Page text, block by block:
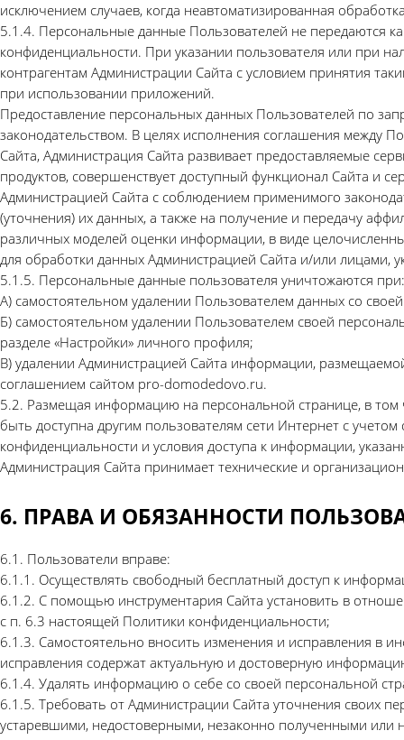
исключением случаев, когда неавтоматизированная
5.1.4. Персональные данные Пользователей не передаются
конфиденциальности. При указании пользователя или при
контрагентам Администрации Сайта с условием принятия
при использовании приложений.
Предоставление персональных данных Пользователей по
законодательством. В целях исполнения соглашения между
Сайта, Администрация Сайта развивает предоставляемые
продуктов, совершенствует доступный функционал Сайта и
Администрацией Сайта с соблюдением применимого
(уточнения) их данных, а также на получение и передачу
различных моделей оценки информации, в виде
для обработки данных Администрацией Сайта и/или лицами,
5.1.5. Персональные данные пользователя уничтожаются при:
А) самостоятельном удалении Пользователем данных со
Б) самостоятельном удалении Пользователем своей
разделе «Настройки» личного профиля;
В) удалении Администрацией Сайта информации,
соглашением сайтом pro-domodedovo.ru.
5.2. Размещая информацию на персональной странице, в том
быть доступна другим пользователям сети Интернет с
конфиденциальности и условия доступа к информации,
Администрация Сайта принимает технические и
6. ПРАВА И ОБЯЗАННОСТИ
6.1. Пользователи вправе:
6.1.1. Осуществлять свободный бесплатный доступ к
6.1.2. С помощью инструментария Сайта установить в
с п. 6.3 настоящей Политики конфиденциальности;
6.1.3. Самостоятельно вносить изменения и исправления в
исправления содержат актуальную и достоверную
6.1.4. Удалять информацию о себе со своей персональной
6.1.5. Требовать от Администрации Сайта уточнения своих
устаревшими, недостоверными, незаконно полученными или